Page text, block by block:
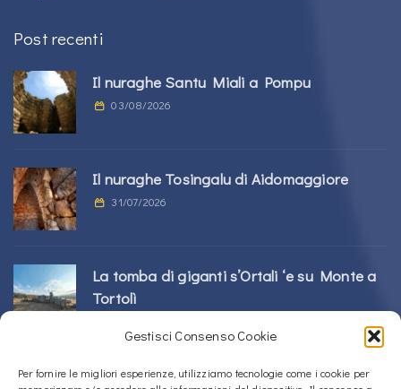
Gestisci Consenso Cookie
Per fornire le migliori esperienze, utilizziamo tecnologie come i cookie per
Post recenti
Il nuraghe Santu Miali a Pompu
03/08/2026
Il nuraghe Tosingalu di Aidomaggiore
31/07/2026
La tomba di giganti s’Ortali ‘e su Monte a
Tortolì
Il nuraghe Perdu Cossu a Norbello